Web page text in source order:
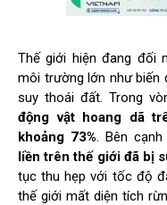
Thế giới hiện đang đối
môi trường lớn như biến
suy thoái đất. Trong
động vật hoang dã
khoảng 73%. Bên cạnh
liền trên thế giới đã bị
tục thu hẹp với tốc độ
thế giới mất diện tích